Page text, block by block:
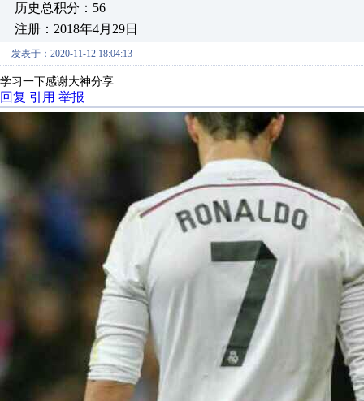
历史总积分：56
注册：2018年4月29日
发表于：2020-11-12 18:04:13
学习一下感谢大神分享
回复 引用 举报